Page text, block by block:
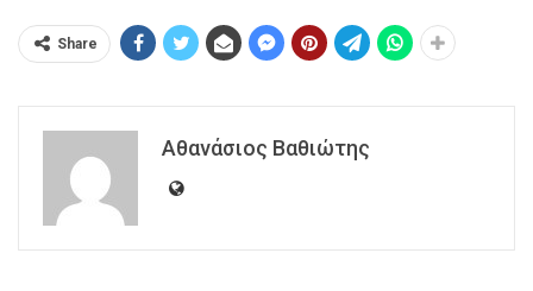
Share
Αθανάσιος Βαθιώτης